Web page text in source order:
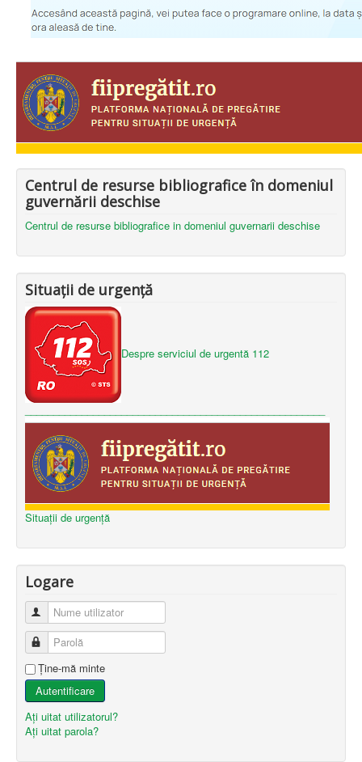
Centrul de resurse bibliografice în domeniul
guvernării deschise
Centrul de resurse bibliografice in domeniul guvernarii deschise
Situații de urgență
Despre serviciul de urgentă 112
Situații de urgență
Logare
Nume utilizator
Parolă
Ţine-mă minte
Autentificare
Aţi uitat utilizatorul?
Aţi uitat parola?